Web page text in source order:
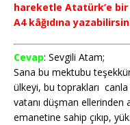
hareketle Atatürk’e bir
A4 kâğıdına
Cevap: Sevgili Atam;
Sana bu mektubu
ülkeyi, bu toprakları
vatanı düşman ellerinden
emanetine sahip çıkıp,